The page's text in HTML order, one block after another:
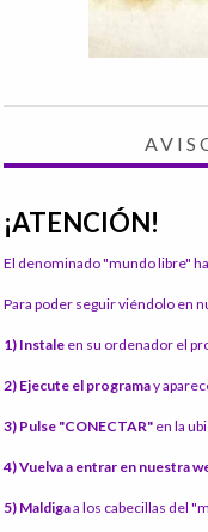
¡ATENCIÓN!
El denominado "mundo libre"
Para poder seguir viéndolo en
1) Instale en su ordenador el
2) Ejecute el programay
3) Pulse "CONECTAR" en la
4) Vuelva a entrar en nuestra
5) Maldigaa los cabecillas del